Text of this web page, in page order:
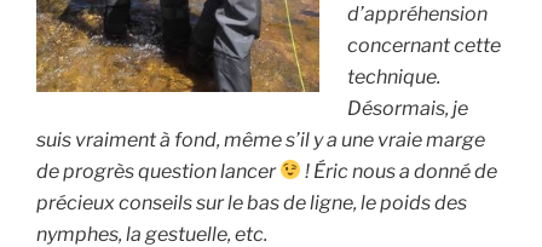
d’appréhension
concernant cette
technique.
Désormais, je
suis vraiment à fond, même s’il y a une vraie marge
de progrès question lancer
! Éric nous a donné de
précieux conseils sur le bas de ligne, le poids des
nymphes, la gestuelle, etc.